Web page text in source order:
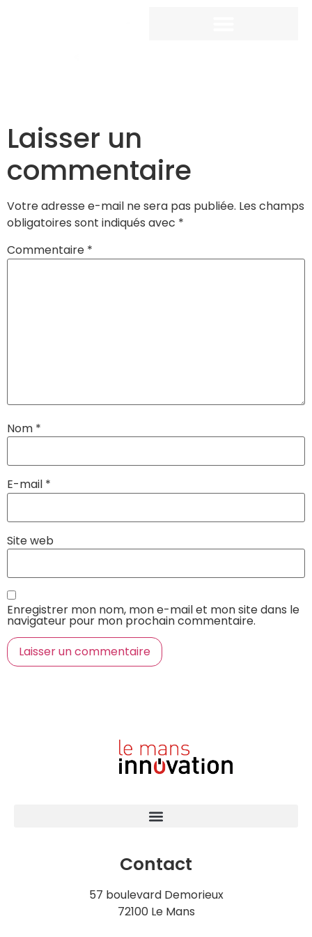
Laisser un
commentaire
Votre adresse e-mail ne sera pas publiée. Les champs
obligatoires sont indiqués avec *
Commentaire *
Nom *
E-mail *
Site web
Enregistrer mon nom, mon e-mail et mon site dans le
navigateur pour mon prochain commentaire.
Contact
57 boulevard Demorieux
72100 Le Mans